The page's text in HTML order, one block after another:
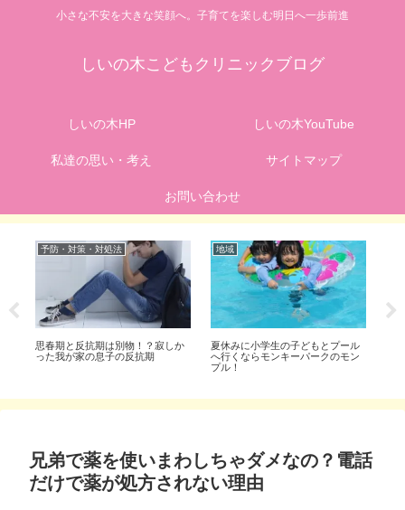
小さな不安を大きな笑顔へ。子育てを楽しむ明日へ一歩前進
しいの木こどもクリニックブログ
しいの木HP しいの木YouTube
私達の思い・考え サイトマップ
お問い合わせ
予防・対策・対処法
思春期と反抗期は別物！？寂しか
った我が家の息子の反抗期
地域
夏休みに小学生の子どもとプール
へ行くならモンキーパークのモン
プル！
兄弟で薬を使いまわしちゃダメなの？電話
だけで薬が処方されない理由